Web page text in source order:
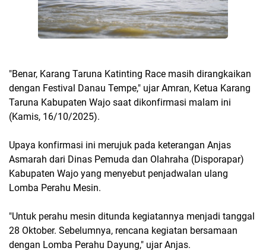
"Benar, Karang Taruna Katinting Race masih dirangkaikan
dengan Festival Danau Tempe," ujar Amran, Ketua Karang
Taruna Kabupaten Wajo saat dikonfirmasi malam ini
(Kamis, 16/10/2025).
Upaya konfirmasi ini merujuk pada keterangan Anjas
Asmarah dari Dinas Pemuda dan Olahraha (Disporapar)
Kabupaten Wajo yang menyebut penjadwalan ulang
Lomba Perahu Mesin.
"Untuk perahu mesin ditunda kegiatannya menjadi tanggal
28 Oktober. Sebelumnya, rencana kegiatan bersamaan
dengan Lomba Perahu Dayung," ujar Anjas.